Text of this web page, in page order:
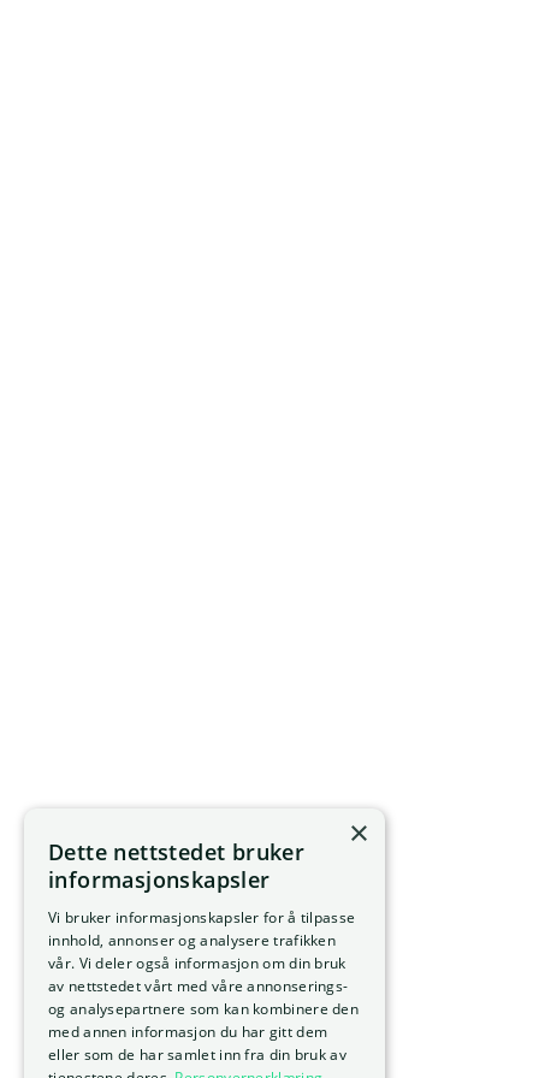
×
Dette nettstedet bruker
informasjonskapsler
Vi bruker informasjonskapsler for å tilpasse
innhold, annonser og analysere trafikken
vår. Vi deler også informasjon om din bruk
av nettstedet vårt med våre annonserings-
og analysepartnere som kan kombinere den
med annen informasjon du har gitt dem
eller som de har samlet inn fra din bruk av